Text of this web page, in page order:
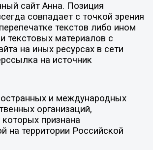
сайт Анна. Позиция
совпадает с точкой зрения
текстов либо ином
текстовых материалов с
на иных ресурсах в сети
на источник
и международных
организаций,
признана
на территории Российской